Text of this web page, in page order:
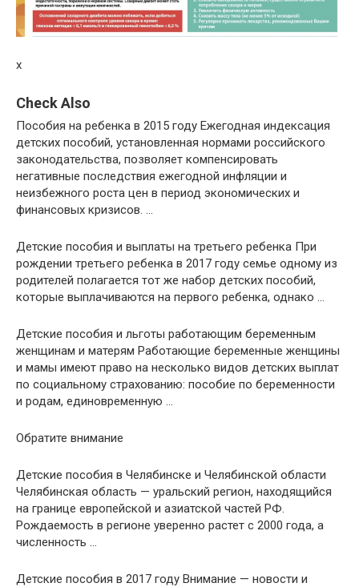
x
Check Also
Пособия на ребенка в 2015 году Ежегодная индексация
детских пособий, установленная нормами российского
законодательства, позволяет компенсировать
негативные последствия ежегодной инфляции и
неизбежного роста цен в период экономических и
финансовых кризисов. …
Детские пособия и выплаты на третьего ребенка При
рождении третьего ребенка в 2017 году семье одному из
родителей полагается тот же набор детских пособий,
которые выплачиваются на первого ребенка, однако …
Детские пособия и льготы работающим беременным
женщинам и матерям Работающие беременные женщины
и мамы имеют право на несколько видов детских выплат
по социальному страхованию: пособие по беременности
и родам, единовременную …
Обратите внимание
Детские пособия в Челябинске и Челябинской области
Челябинская область — уральский регион, находящийся
на границе европейской и азиатской частей РФ.
Рождаемость в регионе уверенно растет с 2000 года, а
численность …
Детские пособия в 2017 году Внимание — новости и